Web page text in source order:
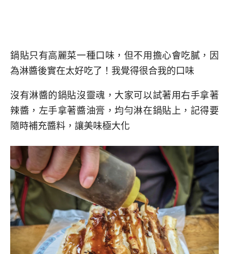
鍋貼只有高麗菜一種口味，但不用擔心會吃膩，因
為淋醬後實在太好吃了！我覺得很合我的口味
沒有淋醬的鍋貼沒靈魂，大家可以試著用右手拿著
辣醬，左手拿著醬油膏，均勻淋在鍋貼上，記得要
隨時補充醬料，讓美味極大化